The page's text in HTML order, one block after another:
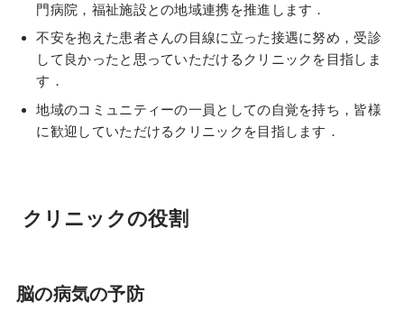
門病院，福祉施設との地域連携を推進します．
不安を抱えた患者さんの目線に立った接遇に努め，受診
して良かったと思っていただけるクリニックを目指しま
す．
地域のコミュニティーの一員としての自覚を持ち，皆様
に歓迎していただけるクリニックを目指します．
クリニックの役割
脳の病気の予防